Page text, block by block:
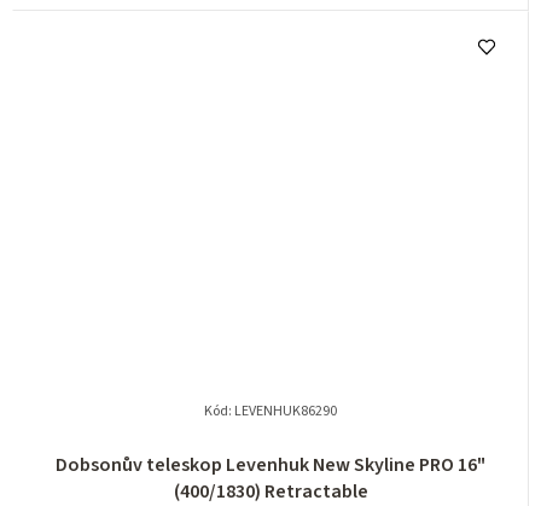
Dobsonův teleskop Levenhuk New Skyline PRO 16"
(400/1830) Retractable
Kód: LEVENHUK86290